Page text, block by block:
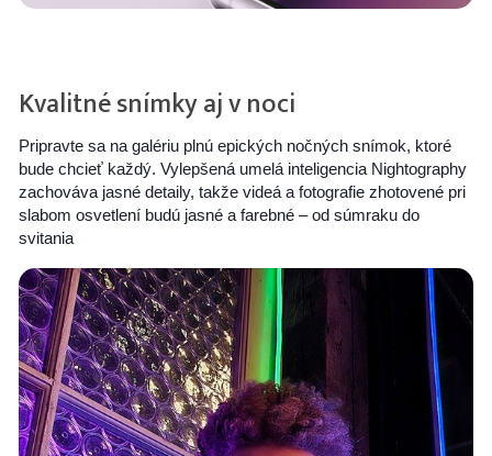
Kvalitné snímky aj v noci
Pripravte sa na galériu plnú epických nočných snímok, ktoré
bude chcieť každý. Vylepšená umelá inteligencia Nightography
zachováva jasné detaily, takže videá a fotografie zhotovené pri
slabom osvetlení budú jasné a farebné – od súmraku do
svitania